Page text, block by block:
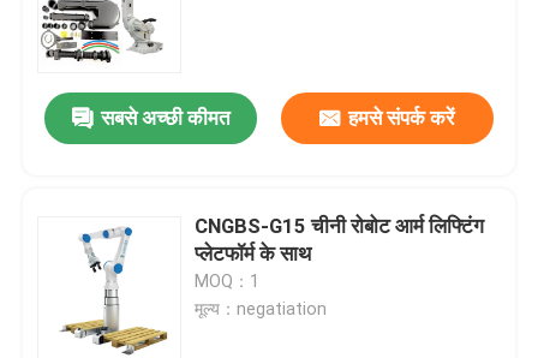
सबसे अच्छी कीमत हमसे संपर्क करें
CNGBS-G15 चीनी रोबोट आर्म लिफ्टिंग
प्लेटफॉर्म के साथ
MOQ：1
मूल्य：negatiation